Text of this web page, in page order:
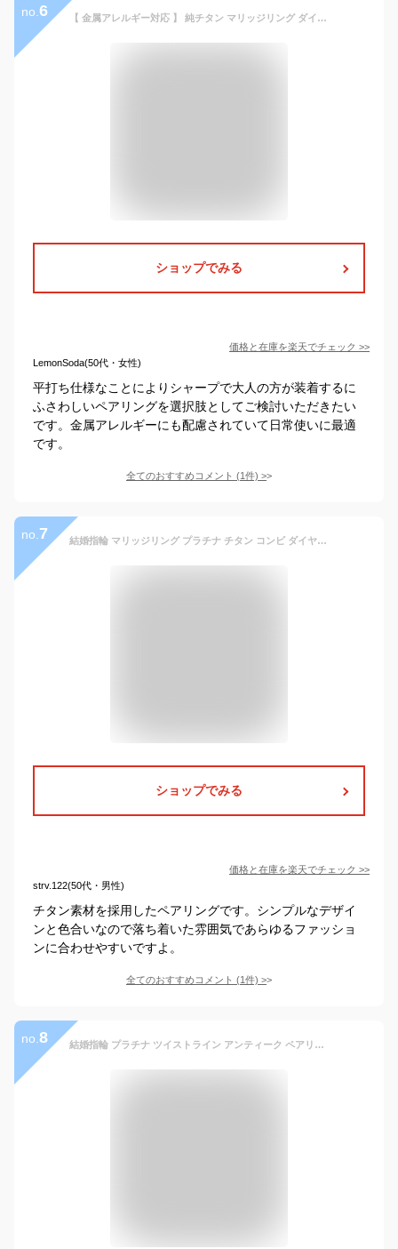
no. 6 【 金属アレルギー対応 】 純チタン マリッジリング ダイヤモンド 平打ち 3mm幅 名入れ 可 ( リング 指輪 結婚指輪 ペアリング 刻印 チタン 錆びない カップル シンプル ユニセックス メンズ レディース 男性 女性 1号 3号 29号) UB12-4pair
ショップでみる
価格と在庫を楽天でチェック >>
LemonSoda(50代・女性)
平打ち仕様なことによりシャープで大人の方が装着するに
ふさわしいペアリングを選択肢としてご検討いただきたい
です。金属アレルギーにも配慮されていて日常使いに最適
です。
全てのおすすめコメント (1件) >
no. 7 結婚指輪 マリッジリング プラチナ チタン コンビ ダイヤモンド 一粒 Tomo me トモミ ペアリング ブランド シンプル 人気 刻印無料 ストレート 【楽ギフ_包装】 末広 【今だけ代引手数料無料】
ショップでみる
価格と在庫を楽天でチェック >>
strv.122(50代・男性)
チタン素材を採用したペアリングです。シンプルなデザイ
ンと色合いなので落ち着いた雰囲気であらゆるファッショ
ンに合わせやすいですよ。
全てのおすすめコメント (1件) >
no. 8 結婚指輪 プラチナ ツイストライン アンティーク ペアリング Pt900 マリッジリング 2本セット ペア 文字入れ 刻印 可能 婚約 結婚式 ブライダル ウエディング おすすめ プレゼント